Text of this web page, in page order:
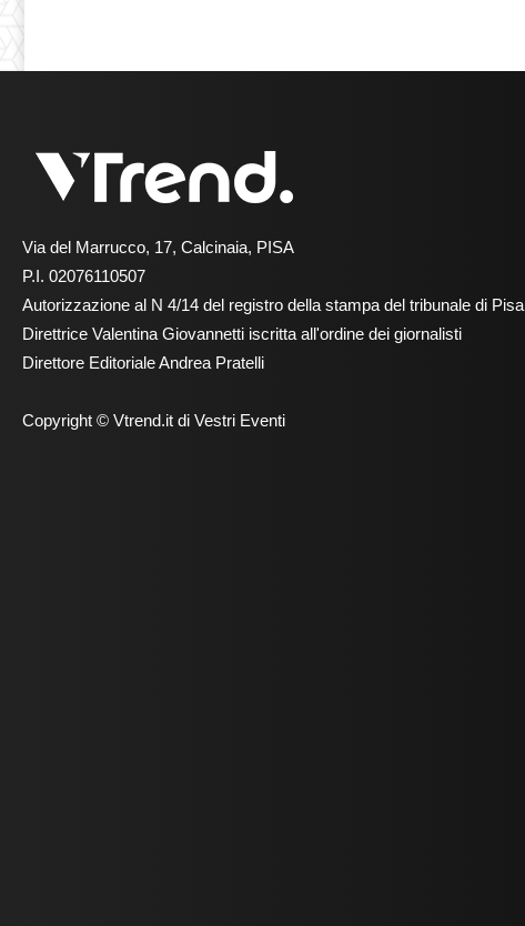
Via del Marrucco, 17, Calcinaia, PISA
P.I. 02076110507
Autorizzazione al N 4/14 del registro della stampa del tribunale di Pisa
Direttrice Valentina Giovannetti iscritta all'ordine dei giornalisti
Direttore Editoriale Andrea Pratelli
Copyright © Vtrend.it di Vestri Eventi